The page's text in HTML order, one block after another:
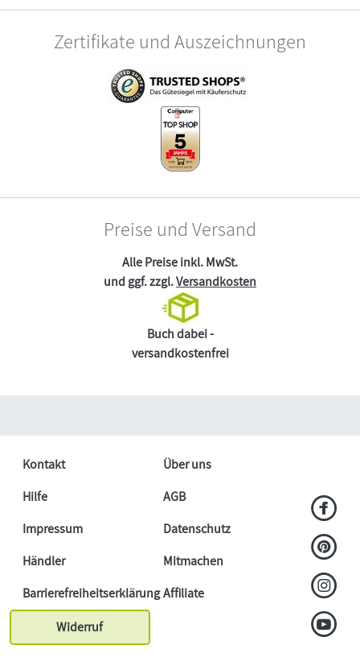
Zertifikate und Auszeichnungen
Preise und Versand
Alle Preise inkl. MwSt.
und ggf. zzgl.Versandkosten
Buch dabei -
versandkostenfrei
Kontakt
Über uns
Hilfe
AGB
Impressum
Datenschutz
Händler
Mitmachen
BarrierefreiheitserklärungAffiliate
Widerruf